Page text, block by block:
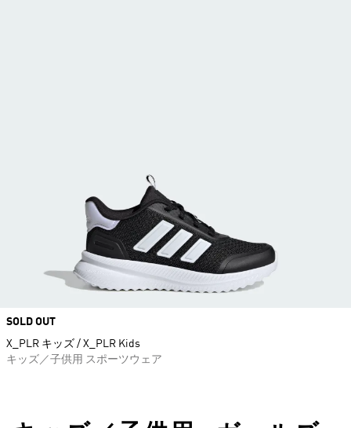
SOLD OUT
X_PLR キッズ / X_PLR Kids
キッズ／子供用 スポーツウェア